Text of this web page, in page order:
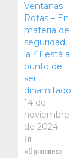
Ventanas
Rotas – En
materia de
seguridad,
la 4T está a
punto de
ser
dinamitado
14 de
noviembre
de 2024
En
«Opiniones»